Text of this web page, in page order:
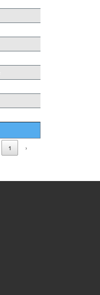
1 ›